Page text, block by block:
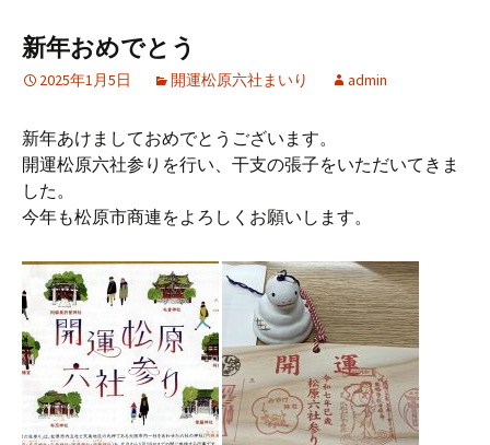
新年おめでとう
2025年1月5日 開運松原六社まいり admin
新年あけましておめでとうございます。
開運松原六社参りを行い、干支の張子をいただいてきま
した。
今年も松原市商連をよろしくお願いします。